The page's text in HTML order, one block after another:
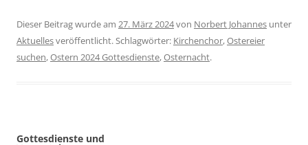
Dieser Beitrag wurde am 27. März 2024von Norbert Johannes unter
Aktuellesveröffentlicht. Schlagwörter: Kirchenchor,Ostereier
suchen,Ostern 2024 Gottesdienste,Osternacht.
Gottesdienste und